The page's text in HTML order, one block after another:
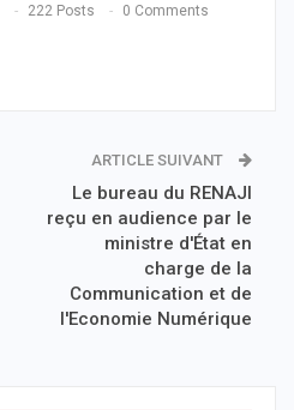
222 Posts 0 Comments
ARTICLE SUIVANT
Le bureau du RENAJI
reçu en audience par le
ministre d'État en
charge de la
Communication et de
l'Economie Numérique